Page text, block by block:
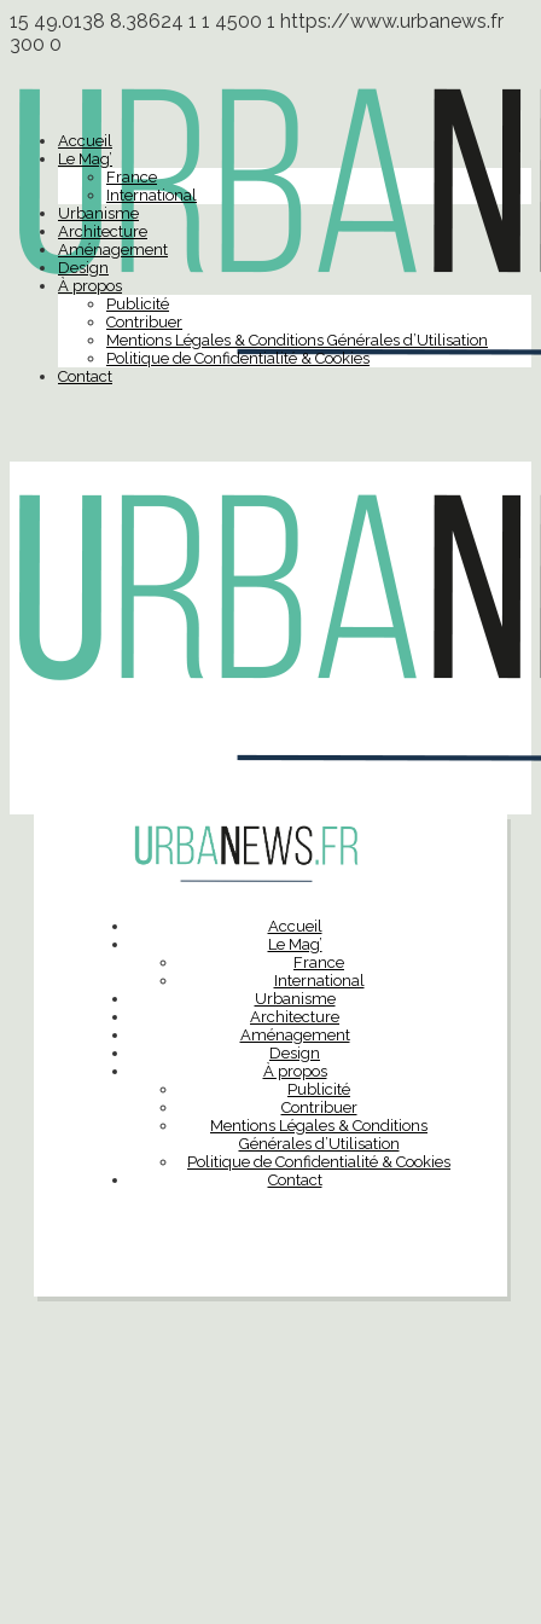
15 49.0138 8.38624 1 1 4500 1 https://www.urbanews.fr
300 0
Accueil
Le Mag’
France
International
Urbanisme
Architecture
Aménagement
Design
À propos
Publicité
Contribuer
Mentions Légales & Conditions Générales d’Utilisation
Politique de Confidentialité & Cookies
Contact
Accueil
Le Mag’
France
International
Urbanisme
Architecture
Aménagement
Design
À propos
Publicité
Contribuer
Mentions Légales & Conditions
Générales d’Utilisation
Politique de Confidentialité & Cookies
Contact